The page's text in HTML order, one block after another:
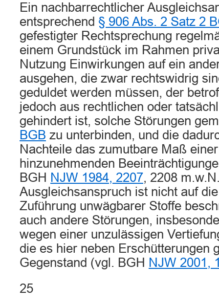
Ein nachbarrechtlicher
entsprechend § 906 Abs. 2 Satz 2
gefestigter Rechtsprechung
einem Grundstück im Rahmen
Nutzung Einwirkungen auf ein
ausgehen, die zwar rechtswidrig
geduldet werden müssen, der
jedoch aus rechtlichen oder
gehindert ist, solche Störungen
BGB zu unterbinden, und die
Nachteile das zumutbare Maß
hinzunehmenden
BGH NJW 1984, 2207, 2208
Ausgleichsanspruch ist nicht auf
Zuführung unwägbarer Stoffe
auch andere Störungen,
wegen einer unzulässigen
die es hier neben Erschütterungen
Gegenstand (vgl. BGH NJW 2001,
25